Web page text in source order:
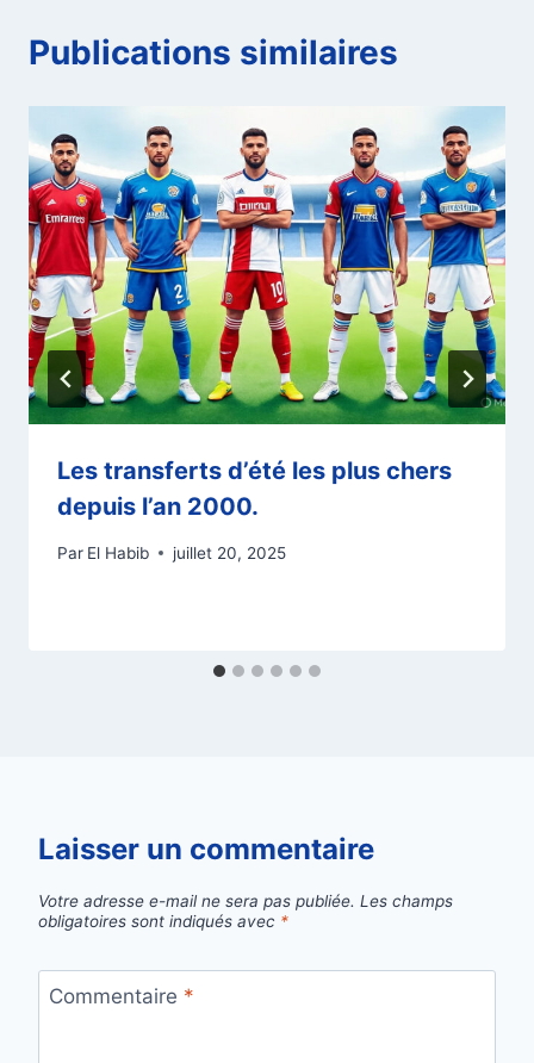
Publications similaires
Les transferts d’été les plus chers
depuis l’an 2000.
Par El Habib juillet 20, 2025
Laisser un commentaire
Votre adresse e-mail ne sera pas publiée. Les champs
obligatoires sont indiqués avec *
Commentaire *